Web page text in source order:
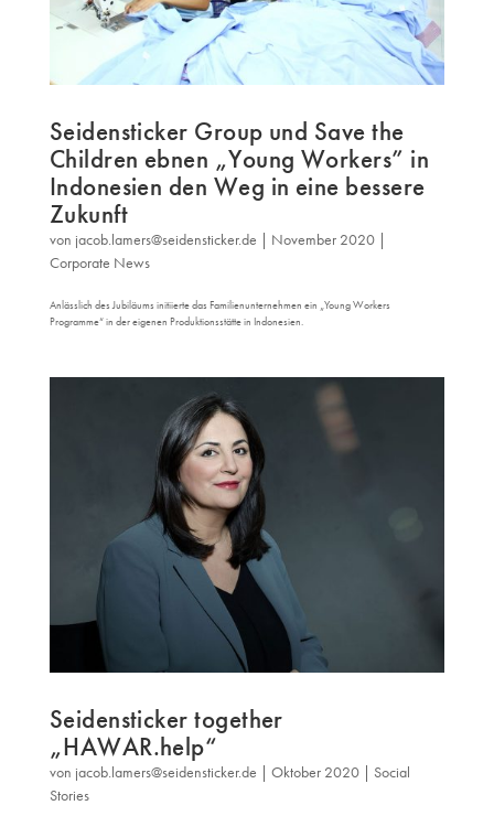
Seidensticker Group und Save the
Children ebnen „Young Workers” in
Indonesien den Weg in eine bessere
Zukunft
von jacob.lamers@seidensticker.de November 2020|
Corporate News
Anlässlich des Jubiläums initiierte das Familienunternehmen ein „Young Workers
Programme“ in der eigenen Produktionsstätte in Indonesien.
Seidensticker together
„HAWAR.help“
von jacob.lamers@seidensticker.de Oktober 2020| Social
Stories